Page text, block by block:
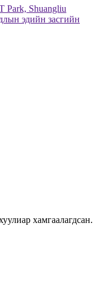
Park, Shuangliu
эдийн засгийн
хамгаалагдсан.